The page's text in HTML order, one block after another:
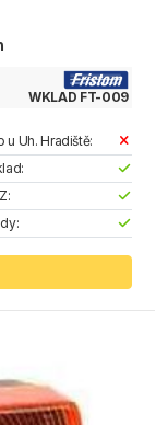
WKLAD FT-009
u Uh. Hradiště: